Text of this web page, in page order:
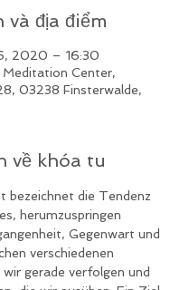
địa điểm
2020 – 16:30
Center,
03238 Finsterwalde,
về khóa tu
bezeichnet die Tendenz
herumzuspringen
Gegenwart und
verschiedenen
gerade verfolgen und